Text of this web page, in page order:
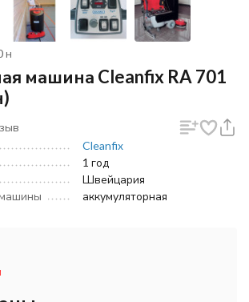
н
машина Cleanfix RA 701
Cleanfix
1 год
Швейцария
аккумуляторная